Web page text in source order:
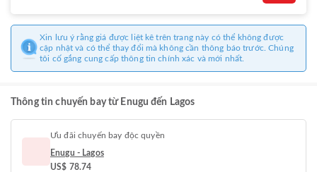
Xin lưu ý rằng giá được liệt kê trên trang này có thể không được
cập nhật và có thể thay đổi mà không cần thông báo trước. Chúng
tôi cố gắng cung cấp thông tin chính xác và mới nhất.
Thông tin chuyến bay từ Enugu đến Lagos
Ưu đãi chuyến bay độc quyền
Enugu - Lagos
US$ 78.74